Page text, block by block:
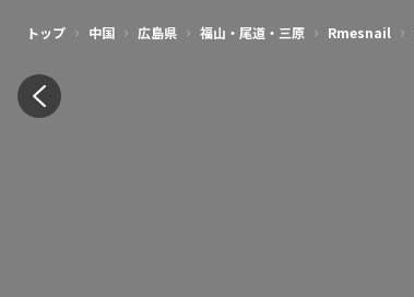
トップ › 中国 › 広島県 › 福山・尾道・三原 › Rmesnail ›